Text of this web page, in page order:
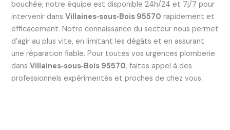
bouchée, notre équipe est disponible 24h/24 et 7j/7 pour
intervenir dans Villaines‑sous‑Bois 95570 rapidement et
efficacement. Notre connaissance du secteur nous permet
d’agir au plus vite, en limitant les dégâts et en assurant
une réparation fiable. Pour toutes vos urgences plomberie
dans Villaines‑sous‑Bois 95570, faites appel à des
professionnels expérimentés et proches de chez vous.